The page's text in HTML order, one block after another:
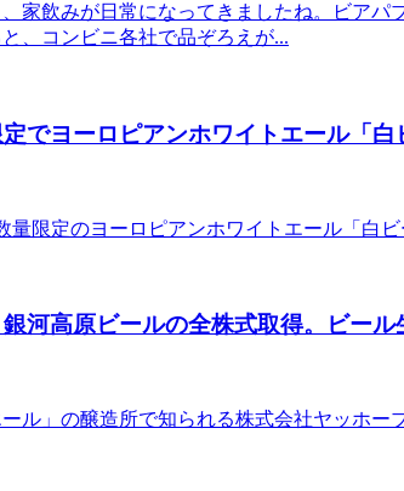
家飲みが日常になってきましたね。ビア
、コンビニ各社で品ぞろえが...
でヨーロピアンホワイトエール「
量限定のヨーロピアンホワイトエール「白
河高原ビールの全株式取得。ビー
ル」の醸造所で知られる株式会社ヤッホ